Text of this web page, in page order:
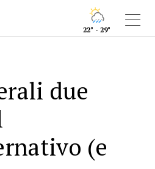
22° - 29°
due
(e